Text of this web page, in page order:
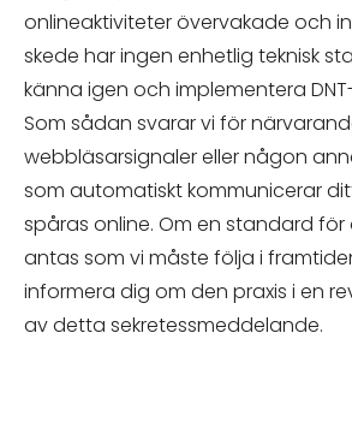
onlineaktiviteter övervakade och
skede har ingen enhetlig teknisk
känna igen och implementera
Som sådan svarar vi för
webbläsarsignaler eller någon
som automatiskt kommunicerar
spåras online. Om en standard
antas som vi måste följa i
informera dig om den praxis i en
av detta sekretessmeddelande.